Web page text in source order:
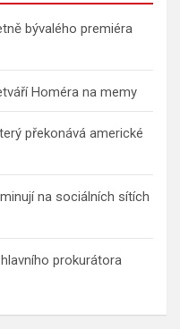
bývalého premiéra
Homéra na memy
překonává americké
na sociálních sítích
prokurátora